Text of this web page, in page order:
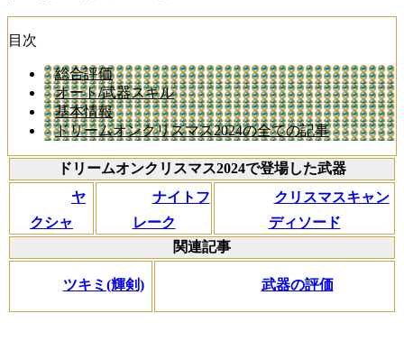
目次
総合評価
オート/武器スキル
基本情報
ドリームオンクリスマス2024の全ての記事
ドリームオンクリスマス2024で登場した武器
ヤ
クシャ
ナイトフ
レーク
クリスマスキャン
ディソード
関連記事
ツキミ(輝剣) 武器の評価